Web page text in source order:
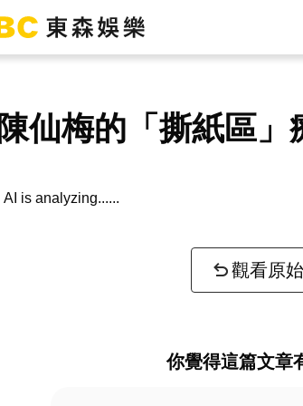
陳仙梅的「撕紙區
AI is analyzing...
觀看原
你覺得這篇文章